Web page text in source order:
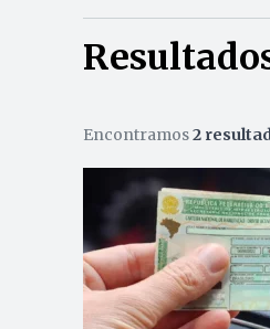
Encontramos2